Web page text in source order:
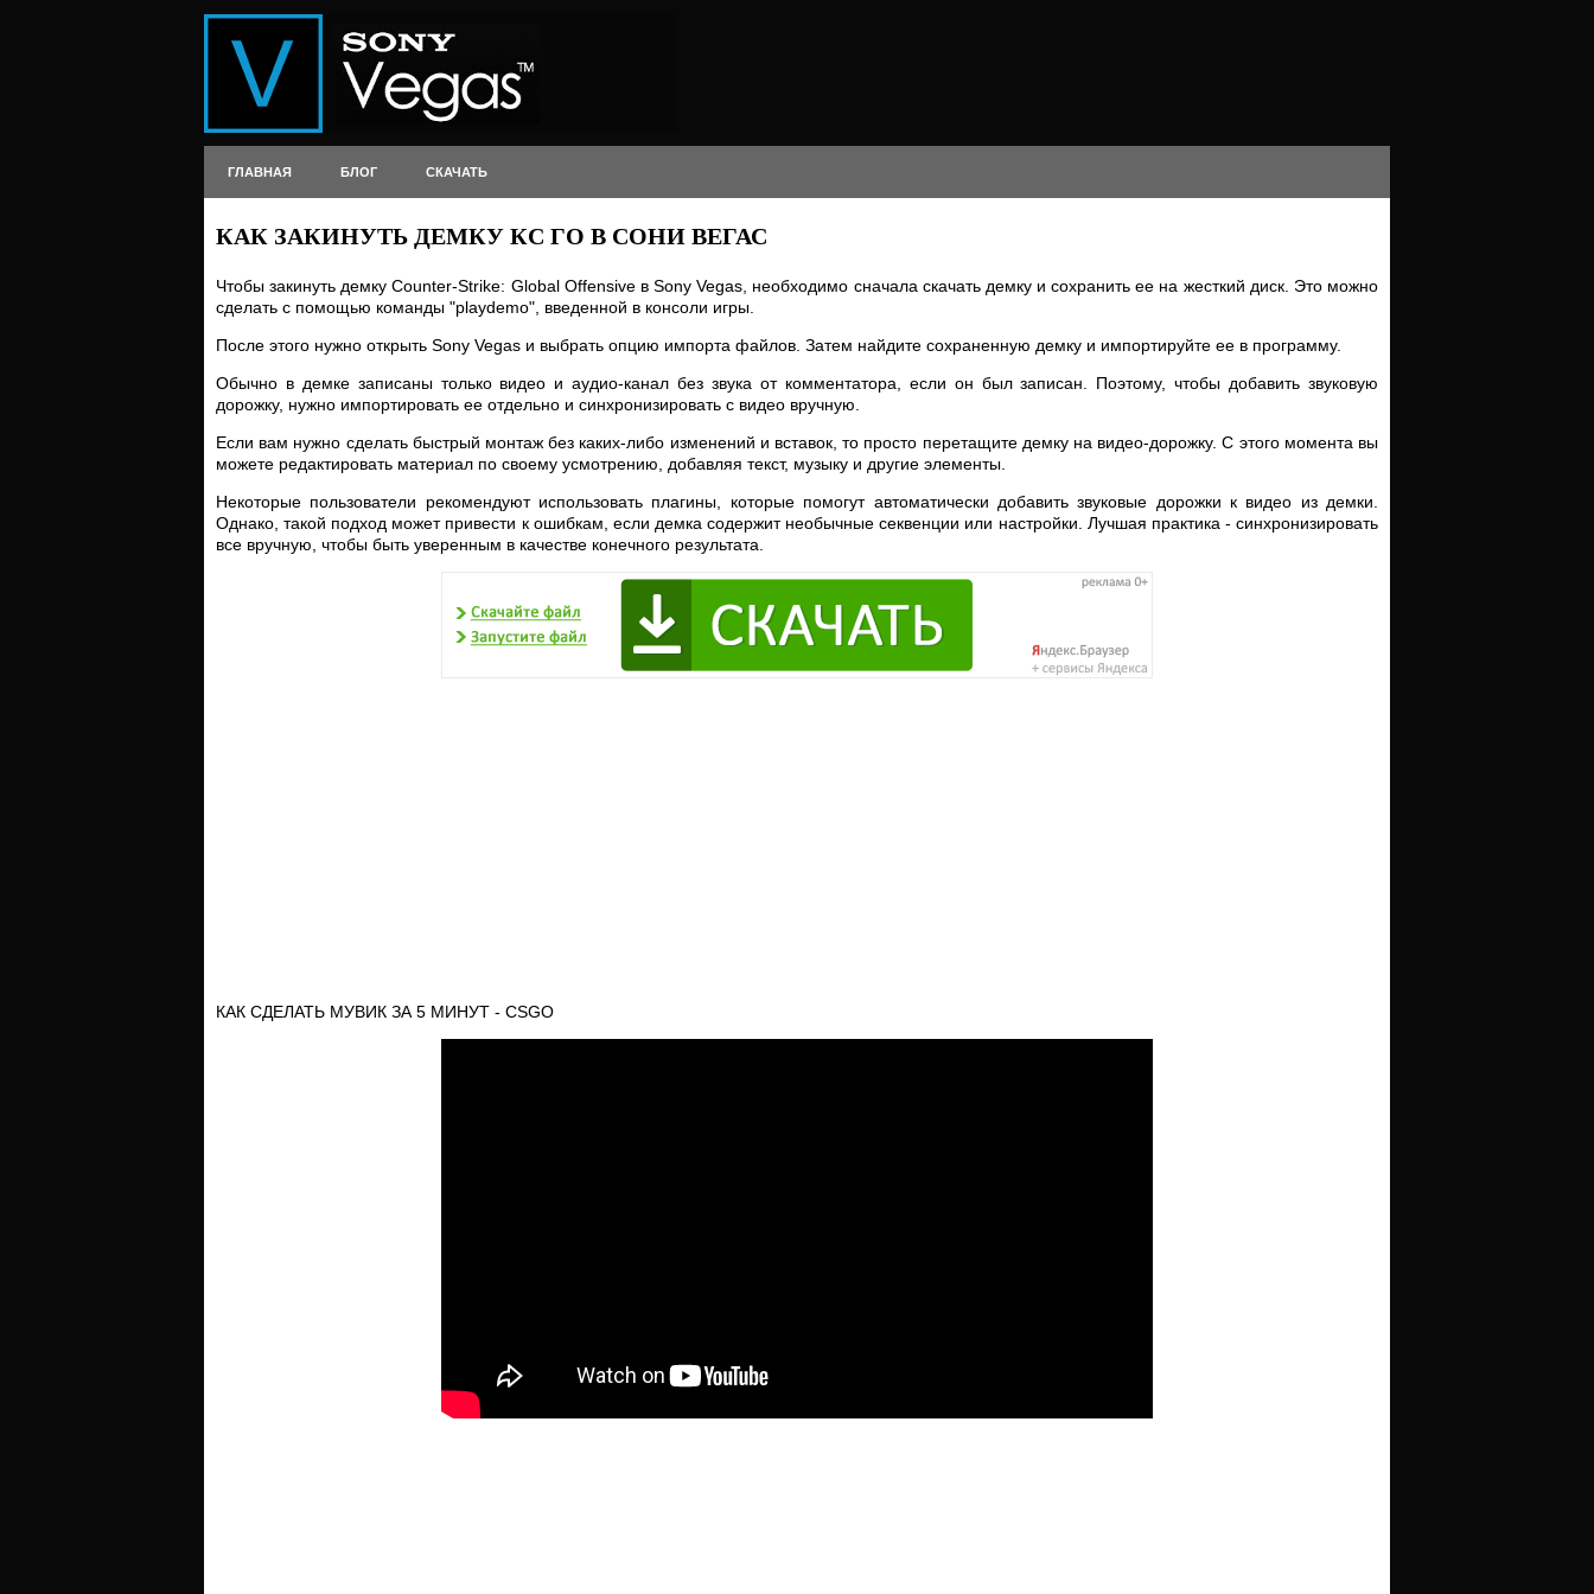
ГЛАВНАЯ БЛОГ СКАЧАТЬ
КАК ЗАКИНУТЬ ДЕМКУ КС ГО В СОНИ ВЕГАС
Чтобы закинуть демку Counter-Strike: Global Offensive в Sony Vegas, необходимо сначала скачать демку и сохранить ее на жесткий диск. Это можно
сделать с помощью команды "playdemo", введенной в консоли игры.
После этого нужно открыть Sony Vegas и выбрать опцию импорта файлов. Затем найдите сохраненную демку и импортируйте ее в программу.
Обычно в демке записаны только видео и аудио-канал без звука от комментатора, если он был записан. Поэтому, чтобы добавить звуковую
дорожку, нужно импортировать ее отдельно и синхронизировать с видео вручную.
Если вам нужно сделать быстрый монтаж без каких-либо изменений и вставок, то просто перетащите демку на видео-дорожку. С этого момента вы
можете редактировать материал по своему усмотрению, добавляя текст, музыку и другие элементы.
Некоторые пользователи рекомендуют использовать плагины, которые помогут автоматически добавить звуковые дорожки к видео из демки.
Однако, такой подход может привести к ошибкам, если демка содержит необычные секвенции или настройки. Лучшая практика - синхронизировать
все вручную, чтобы быть уверенным в качестве конечного результата.
КАК СДЕЛАТЬ МУВИК ЗА 5 МИНУТ - CSGO